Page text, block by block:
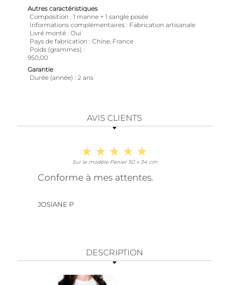
Autres caractéristiques
Composition
1 manne + 1 sangle posée
Informations complémentaires
Fabrication artisanale
Livré monté Oui
Pays de fabrication
Chine, France
Poids (grammes)
950,00
Garantie
Durée (année)
2 ans
AVIS CLIENTS
Sur le modèle Panier 50 x 34 cm
Conforme à mes attentes.
JOSIANE P
DESCRIPTION